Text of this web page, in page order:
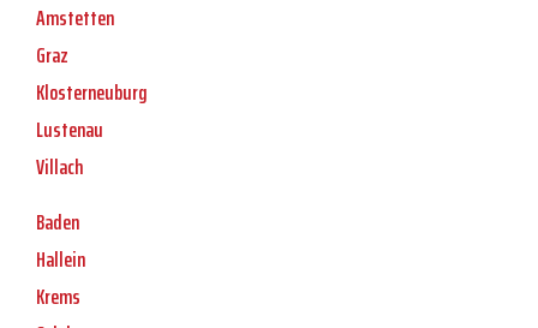
Amstetten
Graz
Klosterneuburg
Lustenau
Villach
Baden
Hallein
Krems